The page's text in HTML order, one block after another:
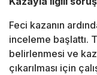
Feci kazanın
inceleme başlattı.
belirlenmesi ve
çıkarılması için